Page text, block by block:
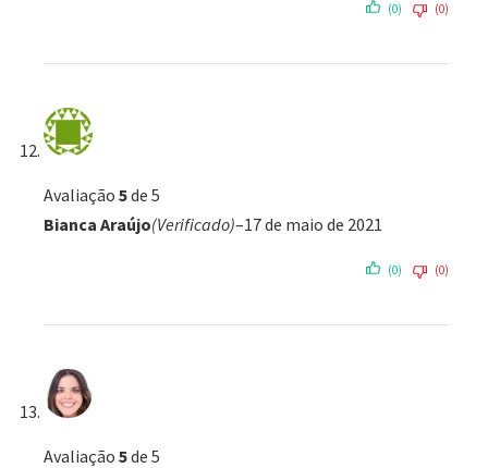
(0) (0)
Avaliação 5de 5
Bianca Araújo(Verificado)–17 de maio de 2021
(0) (0)
Avaliação 5de 5